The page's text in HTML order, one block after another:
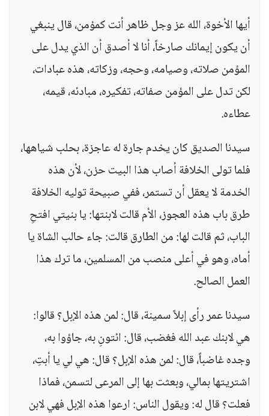
أيها الأخوة، الله عز وجل ظاهر أنت كمؤمن، قال ينبغي
أن يكون إيمانك صارخاً، أنا لا أصدق أن الذي يدل على
المؤمن صلاته، وصيامه، وحجه، وزكاته، هذه عبادات،
لكن تدل على المؤمن صفاته، تفكيره، مبادئه، قيمه،
عطاءه.
سيدنا الصديق كان يخدم جارة له عاجزة، بحلب شياهها،
فلما تولى الخلافة أصاب هذا البيت حزن، لأن هذه
الخدمة لا يعقل أن تستمر، ففي صبيحة توليه الخلافة
طرق باب هذه العجوز، الأم قالت لابنتها: يا بنيتي افتحِ
الباب، ثم قالت لها: من الطارق قالت: جاء حالب الشاة يا
أماه، وهو في أعلى منصب من المسلمين، ما ترك هذا
العمل الصالح.
سيدنا عمر رأى إبلاً سمينة، قال: لمن هذه الإبل؟ قالوا:
هي لابنك عبد الله فغضب، قال: ائتونِ به، جاؤوا به،
وجده غاضباً، قال: لمن هذه الإبل؟ قال: هي لي يا أبتِ،
اشتريتها بمالي، وبعثت بها إلى المرعى لتسمن، فماذا
فعلت؟ قال له: ويقول الناس: ارعوا هذه الإبل فهي لابن